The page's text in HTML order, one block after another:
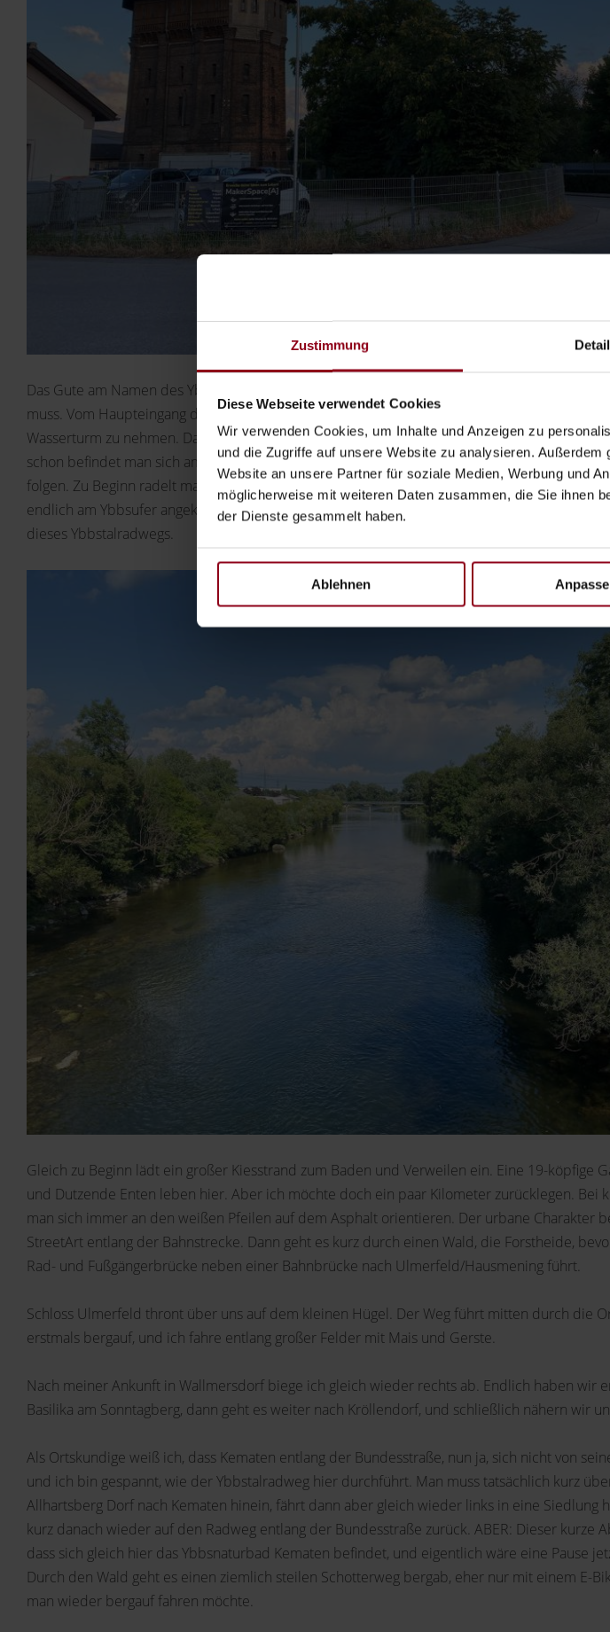
Zustimmung
Diese Webseite verwendet Cookies
Wir verwenden Cookies, um Inhalte und Anzeigen zu
und die Zugriffe auf unsere Website zu analysieren.
Website an unsere Partner für soziale Medien, Werbung und
möglicherweise mit weiteren Daten zusammen, die Sie ihnen
der Dienste gesammelt haben.
Ablehnen
Das Gute am Namen des Ybbstalradwegs: Man weiß gleich zu Beginn, dass man in Richtung
muss. Vom Haupteingang des Bahnhofs Amstetten empfiehlt es sich, den Südausgang zur
Wasserturm zu nehmen. Dann muss man nur noch über den Fußgängerübergang und eine
schon befindet man sich am Ybbstalradweg. Bitte biegen Sie rechts ab in Richtung
folgen. Zu Beginn radelt man noch ein Stück durch die Stadt, dann entlang der langen
endlich am Ybbsufer angekommen und wir tauchen gleich ein in das, im Rückblick
dieses Ybbstalradwegs.
Gleich zu Beginn lädt ein großer Kiesstrand zum Baden und Verweilen ein. Eine 19-köpfige
und Dutzende Enten leben hier. Aber ich möchte doch ein paar Kilometer zurücklegen. Bei
man sich immer an den weißen Pfeilen auf dem Asphalt orientieren. Der urbane Charakter
StreetArt entlang der Bahnstrecke. Dann geht es kurz durch einen Wald, die Forstheide,
Rad- und Fußgängerbrücke neben einer Bahnbrücke nach Ulmerfeld/Hausmening führt.
Schloss Ulmerfeld thront über uns auf dem kleinen Hügel. Der Weg führt mitten durch die
erstmals bergauf, und ich fahre entlang großer Felder mit Mais und Gerste.
Nach meiner Ankunft in Wallmersdorf biege ich gleich wieder rechts ab. Endlich haben wir
Basilika am Sonntagberg, dann geht es weiter nach Kröllendorf, und schließlich nähern wir
Als Ortskundige weiß ich, dass Kematen entlang der Bundesstraße, nun ja, sich nicht von
und ich bin gespannt, wie der Ybbstalradweg hier durchführt. Man muss tatsächlich kurz
Allhartsberg Dorf nach Kematen hinein, fährt dann aber gleich wieder links in eine Siedlung
kurz danach wieder auf den Radweg entlang der Bundesstraße zurück. ABER: Dieser kurze
dass sich gleich hier das Ybbsnaturbad Kematen befindet, und eigentlich wäre eine Pause
Durch den Wald geht es einen ziemlich steilen Schotterweg bergab, eher nur mit einem E-
man wieder bergauf fahren möchte.